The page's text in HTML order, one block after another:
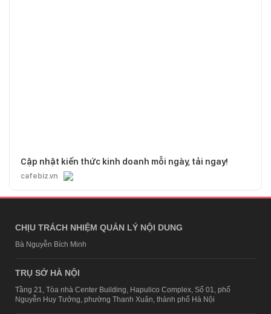
Cập nhật kiến thức kinh doanh mỗi ngày, tải ngay!
cafebiz.vn
CHỊU TRÁCH NHIỆM QUẢN LÝ NỘI DUNG
Bà Nguyễn Bích Minh
TRỤ SỞ HÀ NỘI
Tầng 21, Tòa nhà Center Building, Hapulico Complex, Số 01, phố
Nguyễn Huy Tưởng, phường Thanh Xuân, thành phố Hà Nội